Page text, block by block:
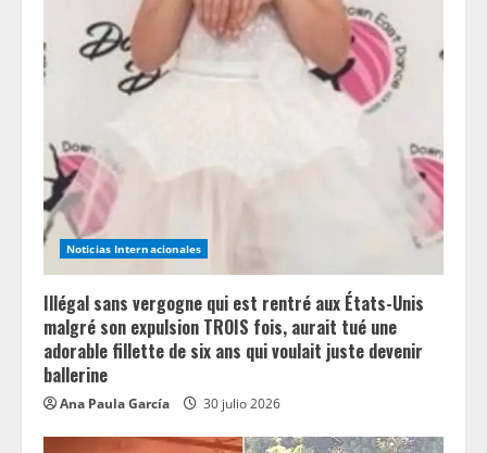
R
a
d
i
n
g
Noticias Internacionales
Illégal sans vergogne qui est rentré aux États-Unis
malgré son expulsion TROIS fois, aurait tué une
adorable fillette de six ans qui voulait juste devenir
ballerine
Ana Paula García 30 julio 2026